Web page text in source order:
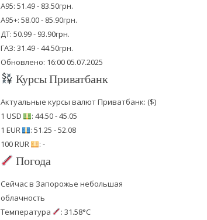
А95: 51.49 - 83.50грн.
А95+: 58.00 - 85.90грн.
ДТ: 50.99 - 93.90грн.
ГАЗ: 31.49 - 44.50грн.
Обновлено: 16:00 05.07.2025
Курсы Приватбанк
Актуальные курсы валют Приватбанк: ($)
1 USD
: 44.50 - 45.05
1 EUR
: 51.25 - 52.08
100 RUR
: -
Погода
Сейчас в Запорожье небольшая
облачность
Температура
: 31.58°C